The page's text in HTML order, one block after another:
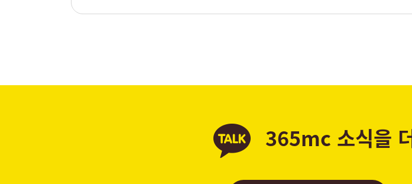
365mc 소식을